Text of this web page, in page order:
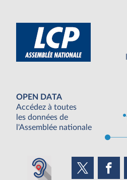
OPEN DATA
Accédez à toutes
les données de
l'Assemblée nationale